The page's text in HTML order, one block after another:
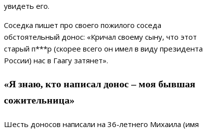
увидеть его.
Соседка пишет про своего пожилого соседа
обстоятельный донос: «Кричал своему сыну, что этот
старый п***р (скорее всего он имел в виду президента
России) нас в Гаагу затянет».
«Я знаю, кто написал донос – моя бывшая
сожительница»
Шесть доносов написали на 36-летнего Михаила (имя